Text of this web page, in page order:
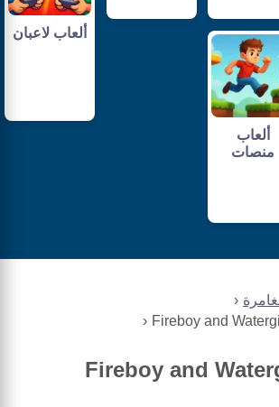
Fireboy and
Fireboy and
ألعاب لاعبان
ألعاب
منصات